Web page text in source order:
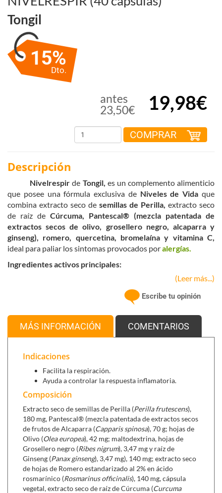
Tongil
15%
Dto.
antes
23,50€
19,98€
COMPRAR
Descripción
Nivelrespirde Tongil, es un complemento alimenticio
que posee una fórmula exclusiva de Niveles de Vida que
combina extracto seco de semillas de Perilla, extracto seco
de raíz de Cúrcuma, Pantescal® (mezcla patentada de
extractos secos de olivo, grosellero negro, alcaparra y
ginseng), romero, quercetina, bromelaína y vitamina C,
ideal para paliar los sintomas provocados poralergías.
Ingredientes activos principales:
estandarizada al
2,5% en los principios activos polifenoles, que facilita la
respiración, proporcionando un efecto calmante en el
tracto respiratorio.
Extracto seco de raíz de
Cúrcumaestandarizada al 95%
en curcuminoides, de los cuales 70,33% es
curcumina,
organismo.
Pantescal®,es una mezcla patentada de extractos
secos estandarizados en polifenoles de una selección
específica de plantas (alcaparra, hojas de olivo, hojas de
Grosellero negro y raiz de Ginseng), que ayuda a
reducir la fatiga y a promover la vitalidad.
Extracto seco deRomeroestandarizado al 2% en el
principio activo ácido rosmarínico que ayuda al
funcionamiento normal del sistema inmunitario.
Quercetina,
es un flavonoide presente de forma
natural en frutas, verduras y plantas, y en el caso
deNivelrespirprocede de las flores de Acacia de
Sophora japonica. Muestra una actividad
(Leer más...)
Escribe tu opinión
MÁS INFORMACIÓN COMENTARIOS
Indicaciones
Facilita la respiración.
Ayuda a controlar la respuesta inflamatoria.
Composición
Extracto seco de semillas de Perilla (Perilla frutescens),
180 mg, Pantescal® (mezcla patentada de extractos secos
de frutos de Alcaparra (Capparis spinosa), 70 g; hojas de
Olivo (Olea europea), 42 mg; maltodextrina, hojas de
Grosellero negro (Ribes nigrum), 3,47 mg y raíz de
Ginseng (Panax ginseng), 3,47 mg), 140 mg; extracto seco
de hojas de Romero estandarizado al 2% en ácido
rosmarínico (Rosmarinus officinalis), 140 mg, cápsula
vegetal, extracto seco de raíz de Cúrcuma (Curcuma